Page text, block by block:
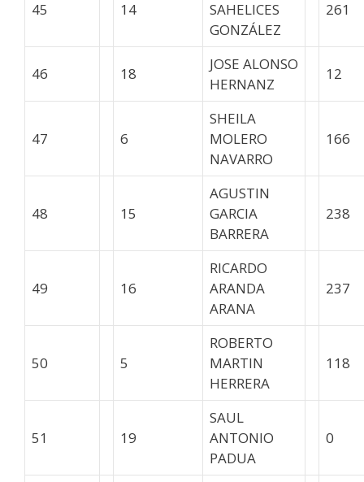
45 14
SAHELICES
GONZÁLEZ
261
46 18
JOSE ALONSO
HERNANZ
12
47 6
SHEILA
MOLERO
NAVARRO
166
48 15
AGUSTIN
GARCIA
BARRERA
238
49 16
RICARDO
ARANDA
ARANA
237
50 5
ROBERTO
MARTIN
HERRERA
118
51 19
SAUL
ANTONIO
PADUA
0